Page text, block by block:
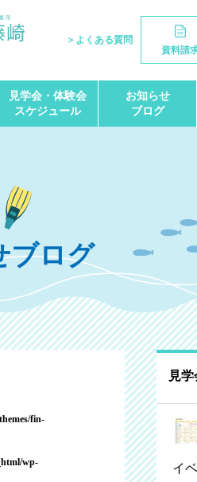
＞よくある質問
資料請
見学会・体験会
スケジュール
お知らせ
ブログ
ブログ
fin-
wp-
見
イ